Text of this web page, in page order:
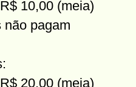
10,00 (meia)
não pagam
20,00 (meia)